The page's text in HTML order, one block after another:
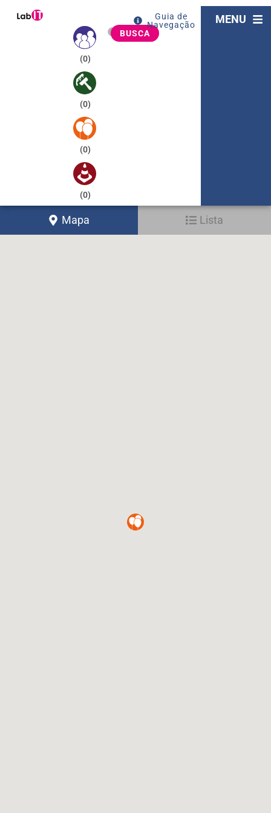
(0)
(0)
(0)
(0)
BUSCA
Guia de
Navegação
MENU
Mapa Lista